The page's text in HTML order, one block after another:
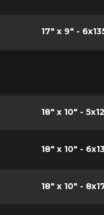
17" x 9" -
18" x 10" -
18" x 10" -
18" x 10" -